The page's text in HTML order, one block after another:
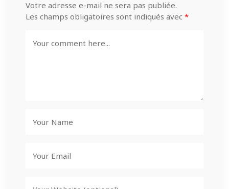
Votre adresse e-mail ne sera pas publiée.
Les champs obligatoires sont indiqués avec *